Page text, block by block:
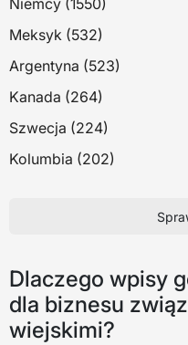
Niemcy (1550)
Meksyk (532)
Argentyna (523)
Kanada (264)
Szwecja (224)
Kolumbia (202)
Dlaczego wpisy
dla biznesu
wiejskimi?